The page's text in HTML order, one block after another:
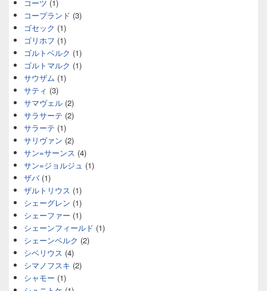
コーツ (1)
コープランド (3)
ゴセック (1)
ゴリホフ (1)
ゴルトベルク (1)
ゴルトマルク (1)
サウザム (1)
サティ (3)
サマヴェル (2)
サラサーテ (2)
サラーテ (1)
サリヴァン (2)
サン=サーンス (4)
サン=ジョルジュ (1)
ザバ(1)
ザルトリウス (1)
シェーグレン (1)
シェーファー (1)
シェーンフィールド (1)
シェーンベルク (2)
シベリウス (4)
シマノフスキ (2)
シャモー (1)